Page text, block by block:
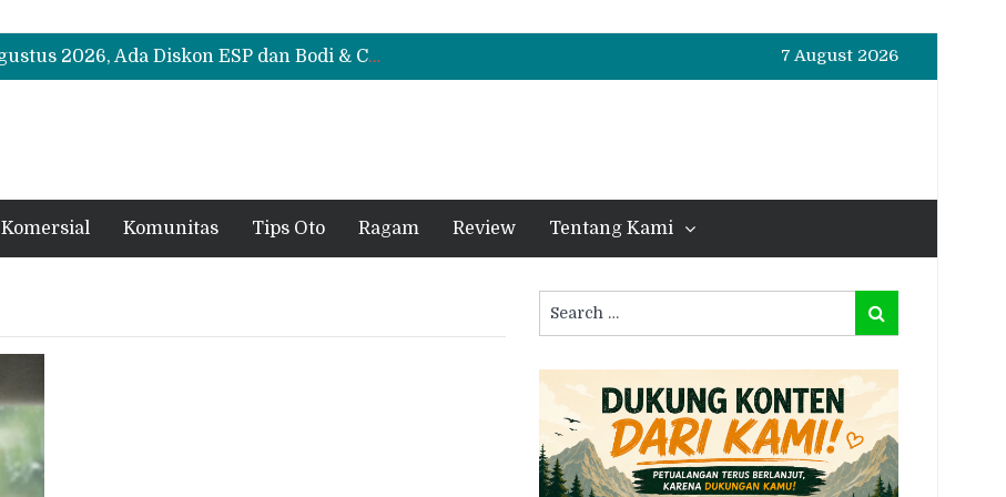
Bukan Cuma Layar 14,6 Inci, Ini Fitur Pintar Changan Nevo Q05 yang Dibanderol Rp309 Juta
Promo Servis Mitsubishi Agustus 2026, Ada Diskon ESP dan Bodi & Cat Kilau Merdeka
Suzuki XL7 Terbaru Jadi Favorit Test Drive di GIIAS 2026, Ini Fitur yang Paling Dipuji
7 August 2026
Komersial Komunitas Tips Oto Ragam Review Tentang Kami
for:
Search